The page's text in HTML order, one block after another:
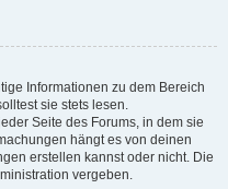
Informationen zu dem Bereich
sie stets lesen.
Seite des Forums, in dem sie
hängt es von deinen
erstellen kannst oder nicht. Die
vergeben.